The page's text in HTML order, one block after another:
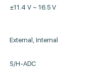
±11.4 V ~ 16.5 V
External, Internal
S/H-ADC